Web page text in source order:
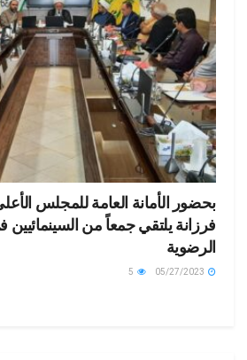
بحضور الأمانة العامة للمجلس
فرزانة يلتقي جمعاً من
الرضوية